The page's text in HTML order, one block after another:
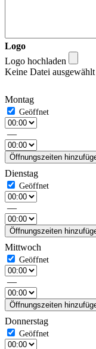
Logo
Logo hochladen
Keine Datei ausgewählt
Montag
—
Öffnungszeiten
Dienstag
—
Öffnungszeiten
Mittwoch
—
Öffnungszeiten
Donnerstag